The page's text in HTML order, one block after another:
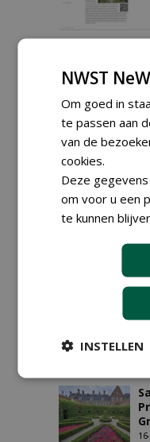
NWST
Om goed in
te passen aan
van de
cookies.
Deze
om voor u een
te kunnen
INSTELLEN